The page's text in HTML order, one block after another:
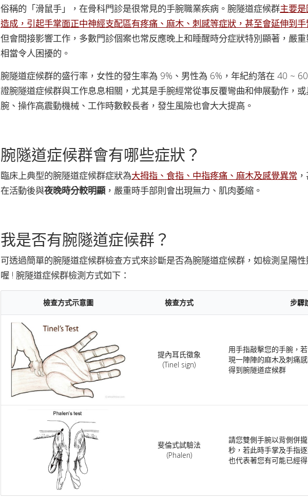
俗稱的「滑鼠手」，在骨科門診是很常見的手腕職業疾病。腕隧道症候群主要
造成，引起手掌面正中神經支配區有疼痛、麻木、刺感等症狀，甚至會延伸到
但會間接影響工作，多數門診個案也常反應晚上和睡醒時分症狀特別顯著，嚴
相當令人困擾的。
腕隧道症候群的盛行率，女性的發生率為 9%、男性為 6%，年紀約落在 40 ~
證腕隧道症候群與工作息息相關，尤其是手腕經常從事反覆彎曲和伸展動作，
腕、操作高震動機械、工作時數較長者，發生風險也會大大提高。
腕隧道症候群會有哪些症狀？
臨床上典型的腕隧道症候群症狀為大拇指、食指、中指疼痛、麻木及感覺異常
在活動後與夜晚時分較明顯，嚴重時手部則會出現無力、肌肉萎縮。
我是否有腕隧道症候群？
可透過簡單的腕隧道症候群檢查方式來診斷是否為腕隧道症候群，如檢測呈陽
喔 ! 腕隧道症候群檢測方式如下：
檢查方式示意圖 檢查方式 步驟
提內耳氏徵象
(Tinel sign)
用手指敲擊您的手腕，
現一陣陣的麻木及刺痛
得到腕隧道症候群
斐倫式試驗法
(Phalen)
請您雙側手腕以背側併
秒，若此時手掌及手指
也代表著您有可能已經